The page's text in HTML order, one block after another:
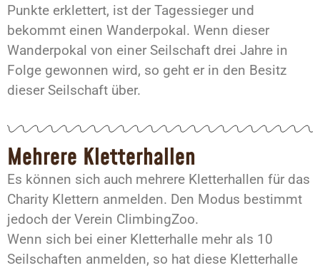
Punkte erklettert, ist der Tagessieger und
bekommt einen Wanderpokal. Wenn dieser
Wanderpokal von einer Seilschaft drei Jahre in
Folge gewonnen wird, so geht er in den Besitz
dieser Seilschaft über.
Mehrere Kletterhallen
Es können sich auch mehrere Kletterhallen für das
Charity Klettern anmelden. Den Modus bestimmt
jedoch der Verein ClimbingZoo.
Wenn sich bei einer Kletterhalle mehr als 10
Seilschaften anmelden, so hat diese Kletterhalle